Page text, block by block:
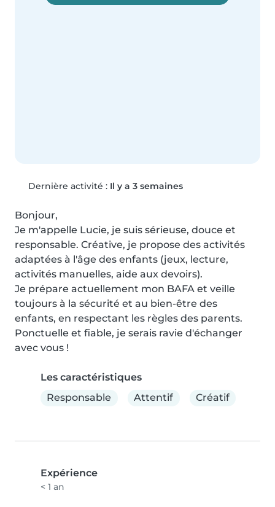
Dernière activité : Il y a 3 semaines
Bonjour,
Je m'appelle Lucie, je suis sérieuse, douce et
responsable. Créative, je propose des activités
adaptées à l'âge des enfants (jeux, lecture,
activités manuelles, aide aux devoirs).
Je prépare actuellement mon BAFA et veille
toujours à la sécurité et au bien-être des
enfants, en respectant les règles des parents.
Ponctuelle et fiable, je serais ravie d'échanger
avec vous !
Les caractéristiques
Responsable
Attentif Créatif
Expérience
< 1 an